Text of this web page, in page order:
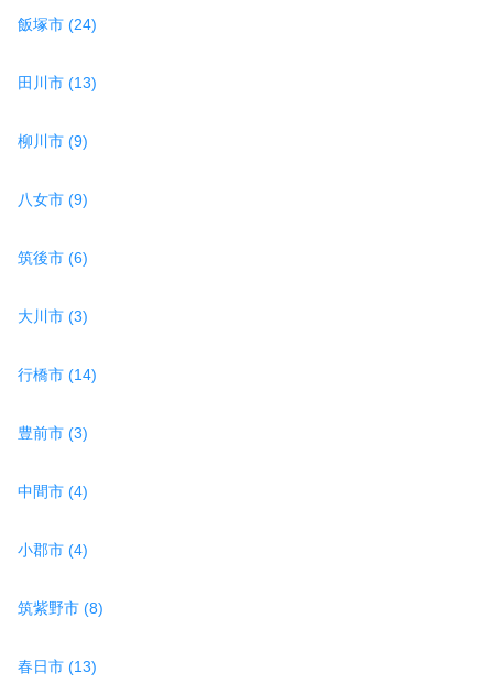
飯塚市 (24)
田川市 (13)
柳川市 (9)
八女市 (9)
筑後市 (6)
大川市 (3)
行橋市 (14)
豊前市 (3)
中間市 (4)
小郡市 (4)
筑紫野市 (8)
春日市 (13)